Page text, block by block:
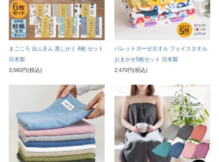
まごころ 台ふきん 真しかく 6枚 セット
日本製
3,560円(税込)
パレットガーゼタオル フェイスタオル
おまかせ5枚セット 日本製
2,470円(税込)